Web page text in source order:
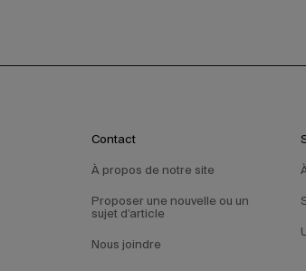
Contact
À propos de notre site
Proposer une nouvelle ou un
sujet d’article
Nous joindre